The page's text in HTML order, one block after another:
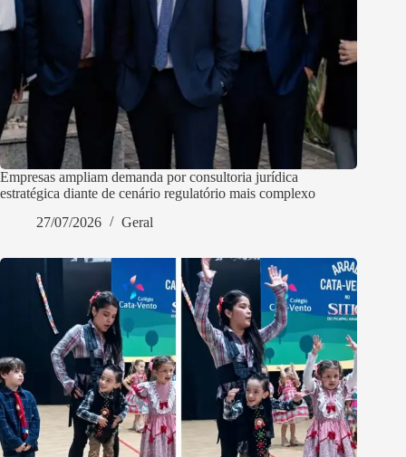
Empresas ampliam demanda por consultoria jurídica
estratégica diante de cenário regulatório mais complexo
27/07/2026
Geral